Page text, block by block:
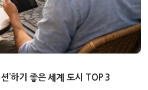
’하기 좋은 세계 도시 TOP 3